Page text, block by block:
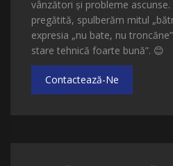
vânzători și probleme ascunse.
pregătită, spulberăm mitul
expresia „nu bate, nu
stare tehnică foarte bună”. 😊
Contactează-Ne